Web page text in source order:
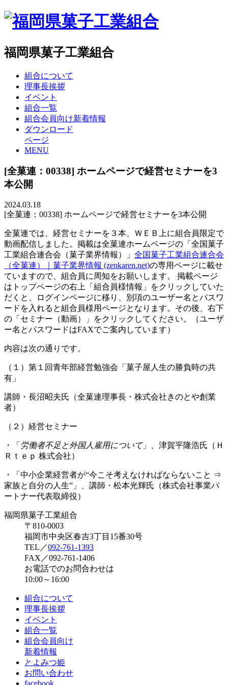
福岡県菓子工業組合
組合について
理事長挨拶
イベント
組合一覧
組合会員向け新着情報
ダウンロード
ページ
MENU
[全菓連：00338] ホームページで経営セミナーを3
本公開
2024.03.18
[全菓連：00338] ホームページで経営セミナーを3本公開
全菓連では、経営セミナーを３本、ＷＥＢ上に組合員限定で
動画配信しました。掲載は全菓連ホームページの「全国菓子
工業組合連合会（菓子業界情報）」 全国菓子工業組合連合会
（全菓連）｜菓子業界情報 (zenkaren.net)の専用ページに載せ
ていますので、組合員に周知をお願いします。 掲載ページ
はトップページの右上「組合員様情報」をクリックしていた
だくと、ログインページに移り、別項のユーザー名とパスワ
ードを入れると組合員様用ページとなります。その後、右下
の「セミナー（動画）」をクリックしてください。（ユーザ
ー名とパスワードはFAXでご案内しています）
内容は次の通りです。
（１）第１回青年部経営勉強会「菓子屋人生の勝負時の共
有」
講師・長沼昭夫氏（全菓連理事長・株式会社きのとや創業
者）
（２）経営セミナー
・「 労働者不足と外国人雇用について」、津賀平隆浩氏（Ｈ
Ｒｔｅｐ 株式会社）
・「中小企業経営者が“今こそ考えなければならないこと ⇒
家族と自分の人生”」、講師・松本光輝氏（株式会社事業パ
ートナー代表取締役）
福岡県菓子工業組合
〒810-0003
福岡市中央区春吉3丁目15番30号
TEL／092-761-1393
FAX／092-761-1406
お電話でのお問合わせは
10:00～16:00
組合について
理事長挨拶
イベント
組合一覧
組合会員向け
新着情報
とよみつ姫
お問い合わせ